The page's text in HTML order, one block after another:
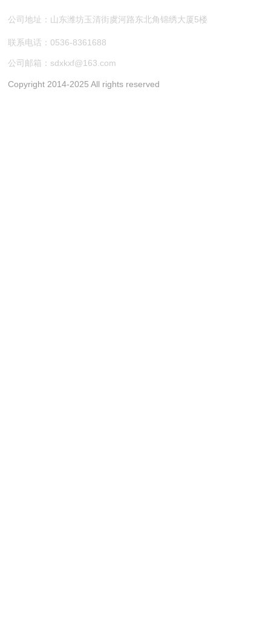
Copyright 2014-2025 All rights reserved
公司地址：山东潍坊玉清街虞河路东北角锦绣大厦5楼
联系电话：0536-8361688
公司邮箱：sdxkxf@163.com